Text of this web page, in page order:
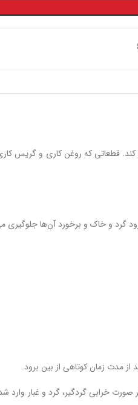
قطعاتی که روغن کاری و گریس
گرد و خاک و برخورد آن‌ها جلوگیری
مدت زمان کوتاهی از بین برود.
خرابی گردگیر، گرد و غبار وارد